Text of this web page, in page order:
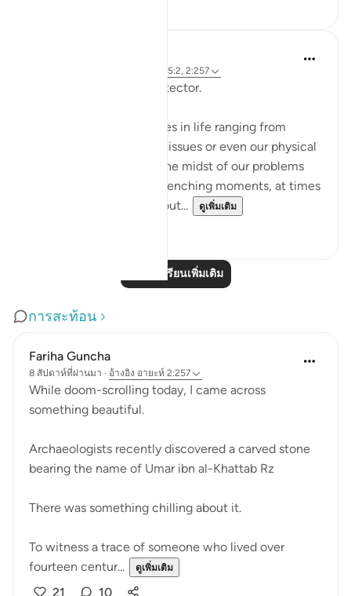
อายะห์ 12:101, 65:2, 2:257
Being Mindful of our Protector.
Often, we face challenges in life ranging from
relationships to financial issues or even our physical
health. When we are in the midst of our problems
and experience heart-wrenching moments, at times
we feel there is no way out...
ดูเพิ่มเติม
อ่านบทเรียนเพิ่มเติม
การสะท้อน
Fariha Guncha
8 สัปดาห์ที่ผ่านมา · อ้างอิง อายะห์ 2:257
While doom-scrolling today, I came across
something beautiful.
Archaeologists recently discovered a carved stone
bearing the name of Umar ibn al-Khattab Rz
There was something chilling about it.
To witness a trace of someone who lived over
fourteen centur...
ดูเพิ่มเติม
21 10